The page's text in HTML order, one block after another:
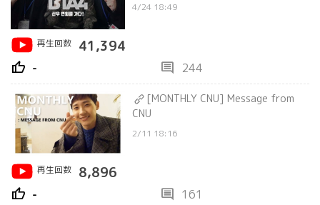
4/24 18:49
再生回数 41,394
thumb_up - comment 244
[MONTHLY CNU] Message from
CNU
2/11 18:16
再生回数 8,896
thumb_up - comment 161